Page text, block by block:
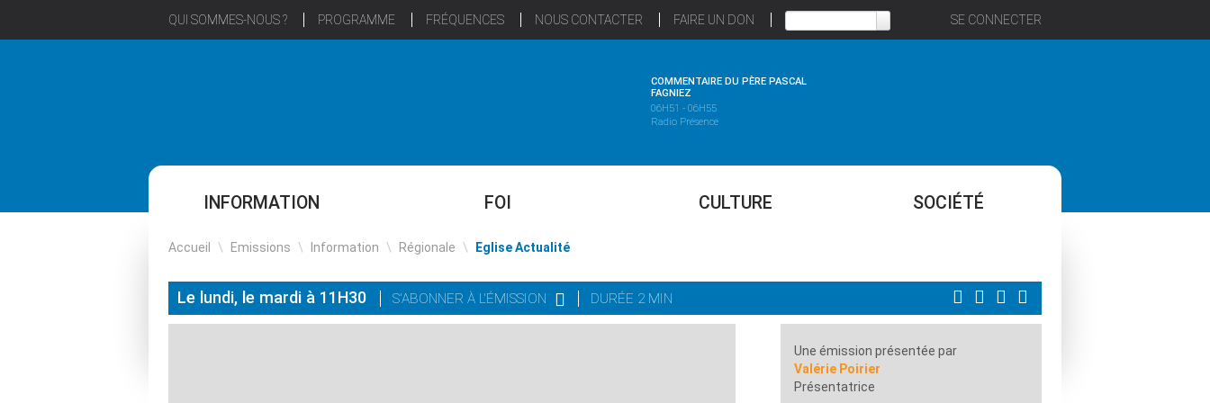
QUI SOMMES-NOUS ? PROGRAMME FRÉQUENCES NOUS CONTACTER FAIRE UN DON SE CONNECTER
COMMENTAIRE DU PÈRE PASCAL
FAGNIEZ
06H51 - 06H55
Radio Présence
INFORMATION FOI CULTURE SOCIÉTÉ
Accueil \ Emissions \ Information \ Régionale \ Eglise Actualité
Le lundi, le mardi à 11H30 S'ABONNER À L'ÉMISSION DURÉE 2 MIN
Une émission présentée par
Valérie Poirier
Présentatrice